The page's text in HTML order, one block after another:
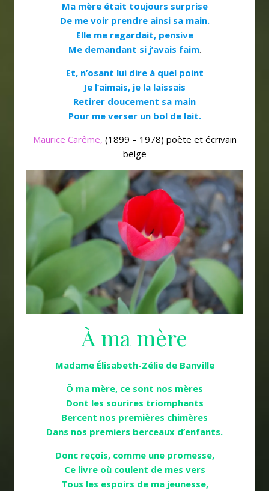
Ma mère était toujours surprise
De me voir prendre ainsi sa main.
Elle me regardait, pensive
Me demandant si j’avais faim.
Et, n’osant lui dire à quel point
Je l’aimais, je la laissais
Retirer doucement sa main
Pour me verser un bol de lait.
Maurice Carême, (1899 – 1978) poète et écrivain
belge
À ma mère
Madame Élisabeth-Zélie de Banville
Ô ma mère, ce sont nos mères
Dont les sourires triomphants
Bercent nos premières chimères
Dans nos premiers berceaux d’enfants.
Donc reçois, comme une promesse,
Ce livre où coulent de mes vers
Tous les espoirs de ma jeunesse,